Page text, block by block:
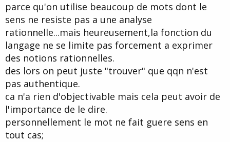
parce qu'on utilise beaucoup de mots dont le
sens ne resiste pas a une analyse
rationnelle...mais heureusement,la fonction du
langage ne se limite pas forcement a exprimer
des notions rationnelles.
des lors on peut juste "trouver" que qqn n'est
pas authentique.
ca n'a rien d'objectivable mais cela peut avoir de
l'importance de le dire.
personnellement le mot ne fait guere sens en
tout cas;